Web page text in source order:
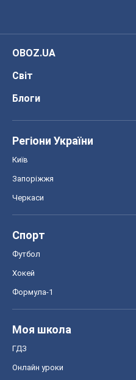
OBOZ.UA
Світ
Блоги
Регіони України
Київ
Запоріжжя
Черкаси
Спорт
Футбол
Хокей
Формула-1
Моя школа
ГДЗ
Онлайн уроки